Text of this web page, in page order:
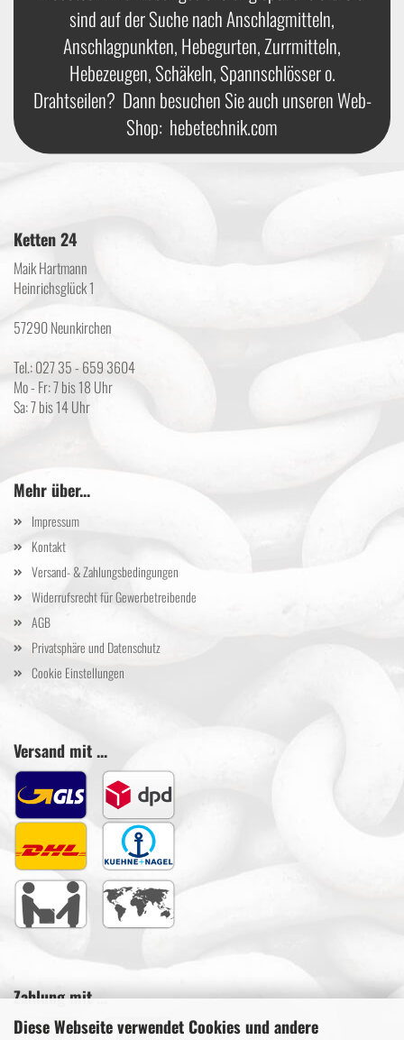
Diese Webseite verwendet Cookies und andere
sind auf der Suche nach Anschlagmitteln,
Anschlagpunkten, Hebegurten, Zurrmitteln,
Hebezeugen, Schäkeln, Spannschlösser o.
Drahtseilen? Dann besuchen Sie auch unseren Web-
Shop: hebetechnik.com
Ketten 24
Maik Hartmann
Heinrichsglück 1
57290 Neunkirchen
Tel.: 027 35 - 659 3604
Mo - Fr: 7 bis 18 Uhr
Sa: 7 bis 14 Uhr
Mehr über...
Impressum
Kontakt
Versand- & Zahlungsbedingungen
Widerrufsrecht für Gewerbetreibende
AGB
Privatsphäre und Datenschutz
Cookie Einstellungen
Versand mit ...
Zahlung mit ...